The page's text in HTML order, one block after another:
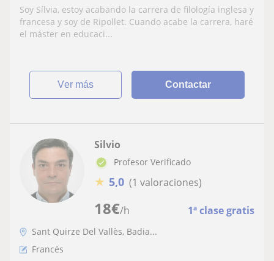
Soy Sílvia, estoy acabando la carrera de filología inglesa y
francesa y soy de Ripollet. Cuando acabe la carrera, haré
el máster en educaci...
ver más Contactar
18€/h 1ª clase gratis
Silvio
Profesor Verificado
★ 5,0 (1 valoraciones)
Sant Quirze Del Vallès, Badia...
Francés